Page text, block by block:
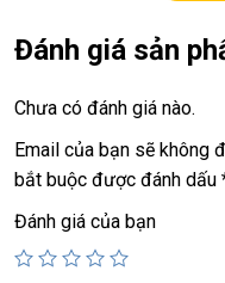
+USB type C, usb 3.0,
+ phím chiclet, Full phím
+ âm thanh
7.9tr –
Hp envy
15,6in Full HD
Giá : 8.3tr –Hp envy
Đánh giá sản
Chưa có đánh giá nào.
Email của bạn sẽ không
bắt buộc được đánh dấu
Đánh giá của bạn